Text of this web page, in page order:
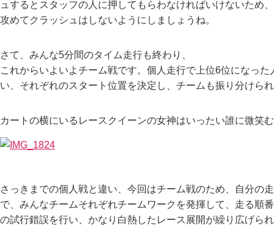
ュするとスタッフの人に押してもらわなければいけないため
攻めてクラッシュはしないようにしましょうね。
さて、みんな5分間のタイム走行も終わり、
これからいよいよチーム戦です。個人走行で上位6位になっ
い、それぞれのスタート位置を決定し、チームも振り分けら
カートの横にいるレースクイーンの女神はいったい誰に微笑
さっきまでの個人戦と違い、今回はチーム戦のため、自分の
で、みんなチームそれぞれチームワークを発揮して、走る順
の試行錯誤を行い、かなり白熱したレース展開が繰り広げら